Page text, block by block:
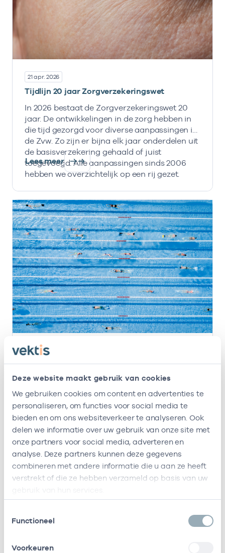
Deze website maakt gebruik van cookies
We gebruiken cookies om content en advertenties te
personaliseren, om functies voor social media te
bieden en om ons websiteverkeer te analyseren. Ook
delen we informatie over uw gebruik van onze site met
onze partners voor social media, adverteren en
analyse. Deze partners kunnen deze gegevens
combineren met andere informatie die u aan ze heeft
verstrekt of die ze hebben verzameld op basis van uw
Functioneel
Voorkeuren
21 apr. 2026
Tijdlijn 20 jaar Zorgverzekeringswet
In 2026 bestaat de Zorgverzekeringswet 20
jaar. De ontwikkelingen in de zorg hebben in
die tijd gezorgd voor diverse aanpassingen in
de Zvw. Zo zijn er bijna elk jaar onderdelen uit
de basisverzekering gehaald of juist
toegevoegd. Alle aanpassingen sinds 2006
hebben we overzichtelijk op een rij gezet.
Lees meer
20 apr. 2026
Nieuwe versie Praktijkspiegel huisartsen live
Vektis heeft een nieuwe versie van de
Praktijkspiegel voor huisartsen live gezet. De
nieuwe Praktijkspiegel is gebruiksvriendelijker,
geeft sneller inzicht in zorgkosten en trends
over de jaren heen.
Lees meer